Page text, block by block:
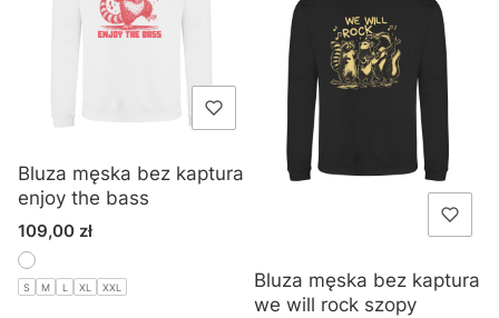
Bluza męska bez kaptura
enjoy the bass
Cena
109,00 zł
S M L XL XXL
Bluza męska bez kaptura
we will rock szopy